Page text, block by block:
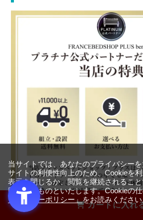
カートに入れ
当サイトでは、あなたのプライバシー
サイトの利便性向上のため、Cookieを
表示を閉じるか、閲覧を継続されるこ
同意するものといたします。Cookieの
ライバシーポリシー」をお読みください